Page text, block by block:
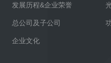
发展历程&企业荣誉
总公司及子公司
企业文化